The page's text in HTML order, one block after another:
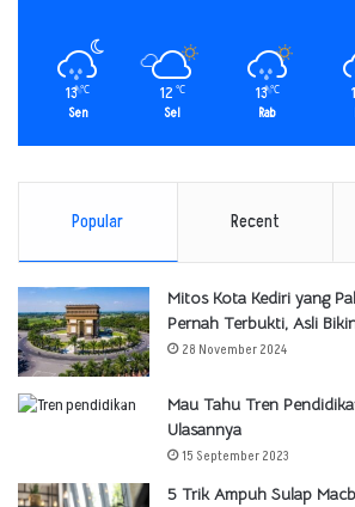
13℃
Sen
12 ℃
Sel
13℃
Rab
Popular Recent
Mitos Kota Kediri yang
Pernah Terbukti, Asli
28 November 2024
Mau Tahu Tren
Ulasannya
15 September 2023
5 Trik Ampuh Sulap